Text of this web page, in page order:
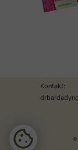
Kontakt:
©